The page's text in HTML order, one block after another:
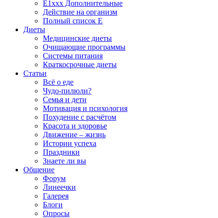
E1xxx Дополнительные
Действие на организм
Полный список E
Диеты
Медицинские диеты
Очищающие программы
Системы питания
Краткосрочные диеты
Статьи
Всё о еде
Чудо-пилюли?
Семья и дети
Мотивация и психология
Похудение с расчётом
Красота и здоровье
Движение – жизнь
Истории успеха
Праздники
Знаете ли вы
Общение
Форум
Линеечки
Галерея
Блоги
Опросы